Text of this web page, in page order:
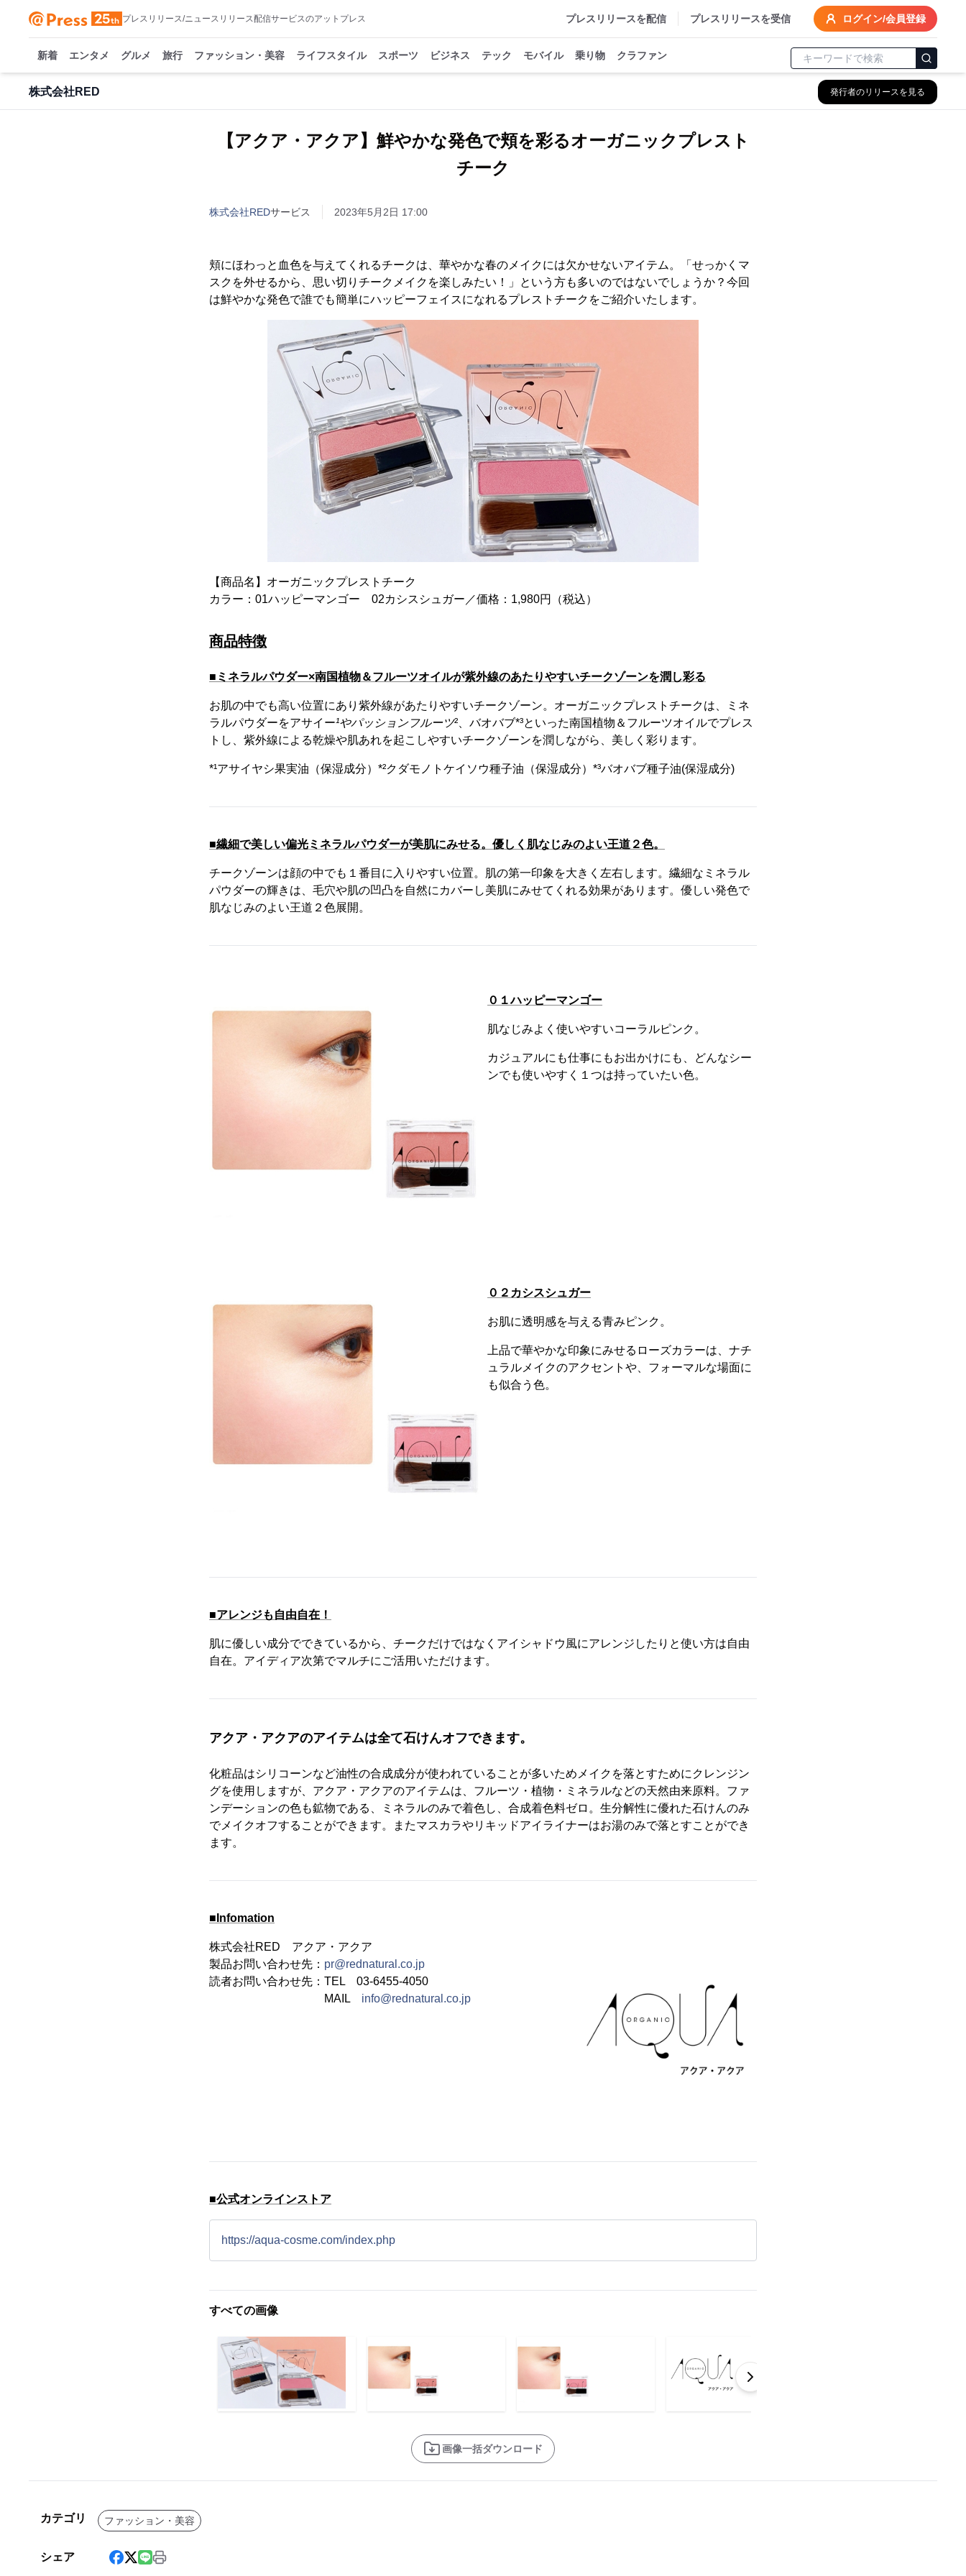
プレスリリース/ニュースリリース配信サービスのアットプレス プレスリリースを配信 プレスリリースを受信 ログイン/会員登録
新着 エンタメ グルメ 旅行 ファッション・美容 ライフスタイル スポーツ ビジネス テック モバイル 乗り物 クラファン
株式会社RED 発行者のリリースを見る
【アクア・アクア】鮮やかな発色で頬を彩るオーガニックプレスト
チーク
株式会社REDサービス 2023年5月2日 17:00
頬にほわっと血色を与えてくれるチークは、華やかな春のメイクには欠かせないアイテム。「せっかくマ
スクを外せるから、思い切りチークメイクを楽しみたい！」という方も多いのではないでしょうか？今回
は鮮やかな発色で誰でも簡単にハッピーフェイスになれるプレストチークをご紹介いたします。
【商品名】オーガニックプレストチーク
カラー：01ハッピーマンゴー 02カシスシュガー／価格：1,980円（税込）
商品特徴
■ミネラルパウダー×南国植物＆フルーツオイルが紫外線のあたりやすいチークゾーンを潤し彩る
お肌の中でも高い位置にあり紫外線があたりやすいチークゾーン。オーガニックプレストチークは、ミネ
ラルパウダーをアサイー¹やパッションフルーツ²、バオバブ*³といった南国植物＆フルーツオイルでプレス
トし、紫外線による乾燥や肌あれを起こしやすいチークゾーンを潤しながら、美しく彩ります。
*¹アサイヤシ果実油（保湿成分）*²クダモノトケイソウ種子油（保湿成分）*³バオバブ種子油(保湿成分)
■繊細で美しい偏光ミネラルパウダーが美肌にみせる。優しく肌なじみのよい王道２色。
チークゾーンは顔の中でも１番目に入りやすい位置。肌の第一印象を大きく左右します。繊細なミネラル
パウダーの輝きは、毛穴や肌の凹凸を自然にカバーし美肌にみせてくれる効果があります。優しい発色で
肌なじみのよい王道２色展開。
０１ハッピーマンゴー
肌なじみよく使いやすいコーラルピンク。
カジュアルにも仕事にもお出かけにも、どんなシー
ンでも使いやすく１つは持っていたい色。
０２カシスシュガー
お肌に透明感を与える青みピンク。
上品で華やかな印象にみせるローズカラーは、ナチ
ュラルメイクのアクセントや、フォーマルな場面に
も似合う色。
■アレンジも自由自在！
肌に優しい成分でできているから、チークだけではなくアイシャドウ風にアレンジしたりと使い方は自由
自在。アイディア次第でマルチにご活用いただけます。
アクア・アクアのアイテムは全て石けんオフできます。
化粧品はシリコーンなど油性の合成成分が使われていることが多いためメイクを落とすためにクレンジン
グを使用しますが、アクア・アクアのアイテムは、フルーツ・植物・ミネラルなどの天然由来原料。ファ
ンデーションの色も鉱物である、ミネラルのみで着色し、合成着色料ゼロ。生分解性に優れた石けんのみ
でメイクオフすることができます。またマスカラやリキッドアイライナーはお湯のみで落とすことができ
ます。
■Infomation
株式会社RED アクア・アクア
製品お問い合わせ先： pr@rednatural.co.jp
読者お問い合わせ先：TEL 03-6455-4050
MAIL info@rednatural.co.jp
■公式オンラインストア
https://aqua-cosme.com/index.php
すべての画像
画像一括ダウンロード
カテゴリ ファッション・美容
シェア